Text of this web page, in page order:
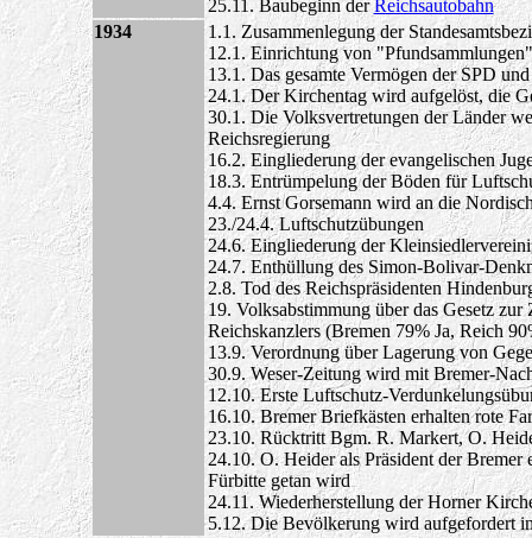
25.11. Baubeginn derReichsautobahn
1934
1.1. Zusammenlegung der
12.1. Einrichtung von
13.1. Das gesamte Vermögen der SPD
24.1. Der Kirchentag wird aufgelöst, die
30.1. Die Volksvertretungen der Länder
Reichsregierung
16.2. Eingliederung der evangelischen
18.3. Entrümpelung der Böden für
4.4. Ernst Gorsemann wird an die
23./24.4. Luftschutzübungen
24.6. Eingliederung der
24.7. Enthüllung des Simon-Bolivar-
2.8. Tod des Reichspräsidenten
19. Volksabstimmung über das Gesetz
Reichskanzlers (Bremen 79% Ja, Reich
13.9. Verordnung über Lagerung von
30.9. Weser-Zeitung wird mit Bremer-
12.10. Erste Luftschutz-
16.10. Bremer Briefkästen erhalten rote
23.10. Rücktritt Bgm. R. Markert, O.
24.10. O. Heider als Präsident der
Fürbitte getan wird
24.11. Wiederherstellung der Horner
5.12. Die Bevölkerung wird aufgefordert